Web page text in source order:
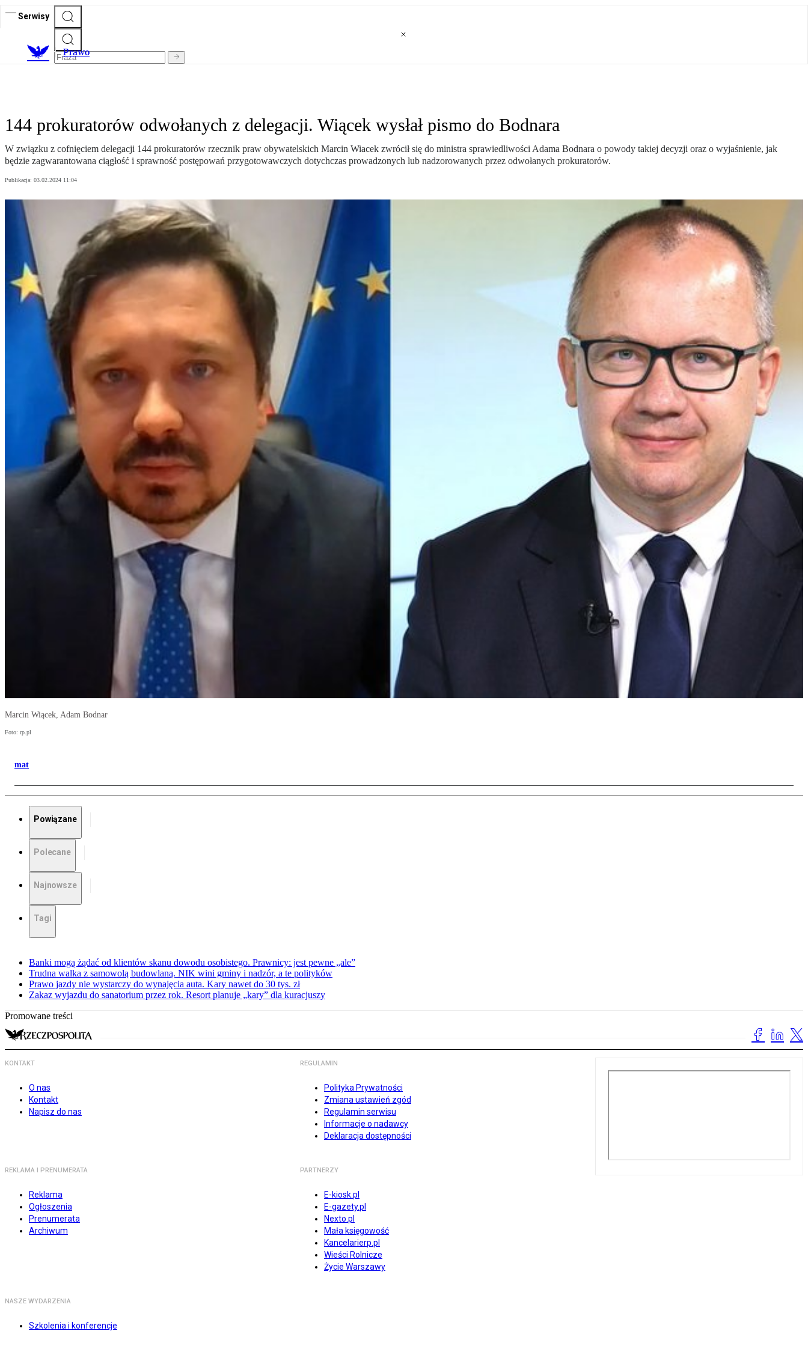
Serwisy
Prawo
144 prokuratorów odwołanych z delegacji. Wiącek wysłał pismo do Bodnara
W związku z cofnięciem delegacji 144 prokuratorów rzecznik praw obywatelskich Marcin Wiacek zwrócił się do ministra sprawiedliwości Adama Bodnara o powody takiej decyzji oraz o wyjaśnienie, jak
będzie zagwarantowana ciągłość i sprawność postępowań przygotowawczych dotychczas prowadzonych lub nadzorowanych przez odwołanych prokuratorów.
Publikacja: 03.02.2024 11:04
Marcin Wiącek, Adam Bodnar
Foto: rp.pl
mat
Powiązane
Polecane
Najnowsze
Tagi
Banki mogą żądać od klientów skanu dowodu osobistego. Prawnicy: jest pewne „ale”
Trudna walka z samowolą budowlaną. NIK wini gminy i nadzór, a te polityków
Prawo jazdy nie wystarczy do wynajęcia auta. Kary nawet do 30 tys. zł
Zakaz wyjazdu do sanatorium przez rok. Resort planuje „kary” dla kuracjuszy
Promowane treści
KONTAKT
O nas
Kontakt
Napisz do nas
REGULAMIN
Polityka Prywatności
Zmiana ustawień zgód
Regulamin serwisu
Informacje o nadawcy
Deklaracja dostępności
REKLAMA I PRENUMERATA
Reklama
Ogłoszenia
Prenumerata
Archiwum
PARTNERZY
E-kiosk.pl
E-gazety.pl
Nexto.pl
Mała księgowość
Kancelarierp.pl
Wieści Rolnicze
Życie Warszawy
NASZE WYDARZENIA
Szkolenia i konferencje